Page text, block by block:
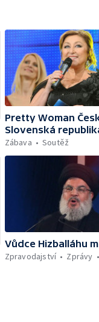
Pretty Woman
Slovenská
Zábava
Soutěž
Vůdce Hizballáhu
Zpravodajství
Zprávy